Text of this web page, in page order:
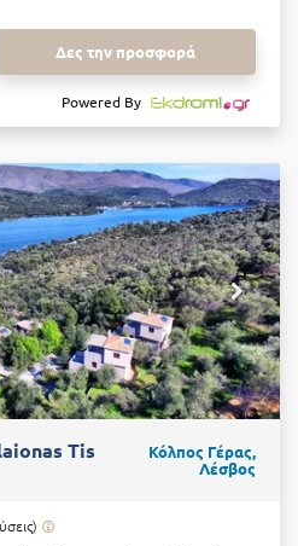
Δες την προσφορά
Powered By
Tis
Κόλπος Γέρας,
Λέσβος